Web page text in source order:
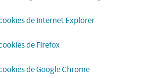
de Internet Explorer
de Firefox
de Google Chrome